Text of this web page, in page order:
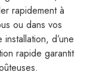
rapidement à
ou dans vos
installation, d’une
rapide garantit